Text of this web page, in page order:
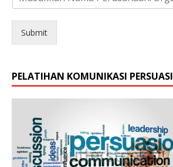
u
s
h
n
/
O
n
i
Submit
PELATIHAN KOMUNIKASI PERSUASI